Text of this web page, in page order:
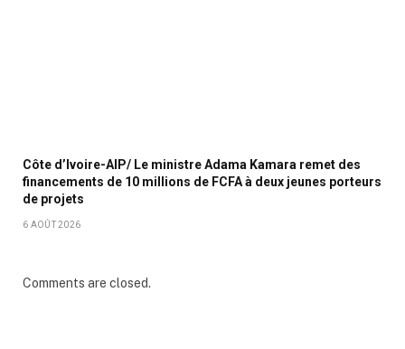
Côte d’Ivoire-AIP/ Le ministre Adama Kamara remet des
financements de 10 millions de FCFA à deux jeunes porteurs
de projets
6 AOÛT 2026
Comments are closed.